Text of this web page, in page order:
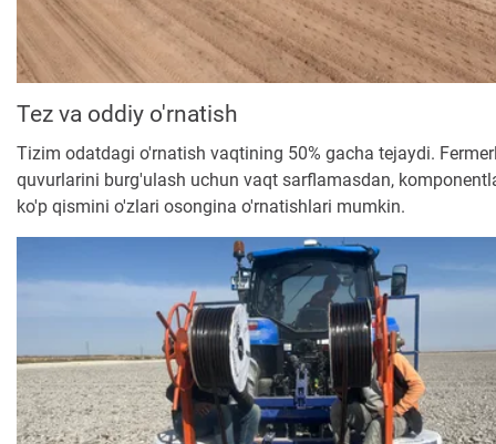
Tez va oddiy o'rnatish
Tizim odatdagi o'rnatish vaqtining 50% gacha tejaydi.
quvurlarini burg'ulash uchun vaqt sarflamasdan,
ko'p qismini o'zlari osongina o'rnatishlari mumkin.